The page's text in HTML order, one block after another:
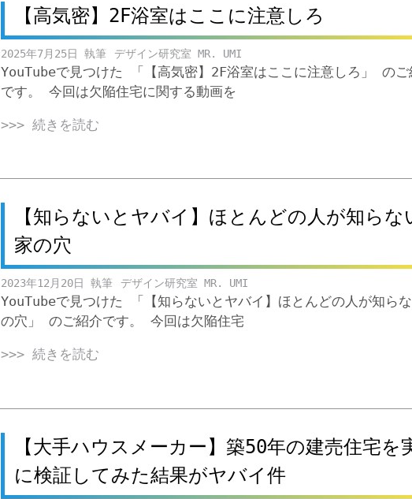
【高気密】2F浴室はここに注意しろ
2025年7月25日 デザイン研究室 MR. UMI
YouTubeで見つけた 「【高気密】2F浴室はここに注意しろ」 のご
です。 今回は欠陥住宅に関する動画を
>>> 続きを読む
【知らないとヤバイ】ほとんどの人が知らな
家の穴
2023年12月20日 デザイン研究室 MR. UMI
YouTubeで見つけた 「【知らないとヤバイ】ほとんどの人が知ら
の穴」 のご紹介です。 今回は欠陥住宅
>>> 続きを読む
【大手ハウスメーカー】築50年の建売住宅を
に検証してみた結果がヤバイ件